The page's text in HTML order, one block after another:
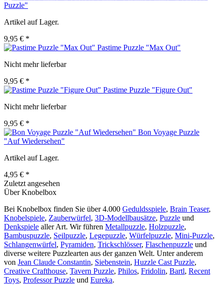
Puzzle"
Artikel auf Lager.
9,95 € *
Pastime Puzzle "Max Out"
Nicht mehr lieferbar
9,95 € *
Pastime Puzzle "Figure Out"
Nicht mehr lieferbar
9,95 € *
Bon Voyage Puzzle
"Auf Wiedersehen"
Artikel auf Lager.
4,95 € *
Zuletzt angesehen
Über Knobelbox
Bei Knobelbox finden Sie über 4.000 Geduldsspiele, Brain Teaser,
Knobelspiele, Zauberwürfel, 3D-Modellbausätze, Puzzle und
Denkspiele aller Art. Wir führen Metallpuzzle, Holzpuzzle,
Bambuspuzzle, Seilpuzzle, Legepuzzle, Würfelpuzzle, Mini-Puzzle,
Schlangenwürfel, Pyramiden, Trickschlösser, Flaschenpuzzle und
diverse weitere Puzzlearten aus der ganzen Welt. Unter anderem
von Jean Claude Constantin, Siebenstein, Huzzle Cast Puzzle,
Creative Crafthouse, Tavern Puzzle, Philos, Fridolin, Bartl, Recent
Toys, Professor Puzzle und Eureka.